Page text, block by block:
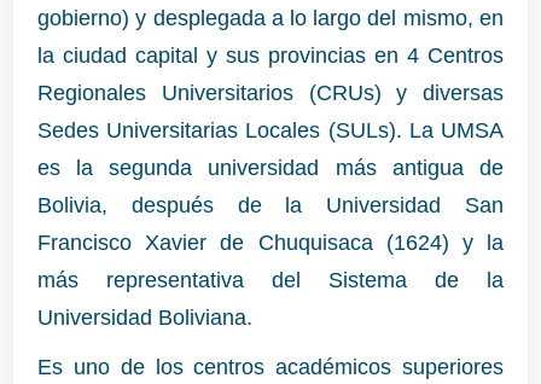
gobierno) y desplegada a lo largo del mismo, en
la ciudad capital y sus provincias en 4 Centros
Regionales Universitarios (CRUs) y diversas
Sedes Universitarias Locales (SULs). La UMSA
es la segunda universidad más antigua de
Bolivia, después de la Universidad San
Francisco Xavier de Chuquisaca (1624) y la
más representativa del Sistema de la
Universidad Boliviana.
Es uno de los centros académicos superiores